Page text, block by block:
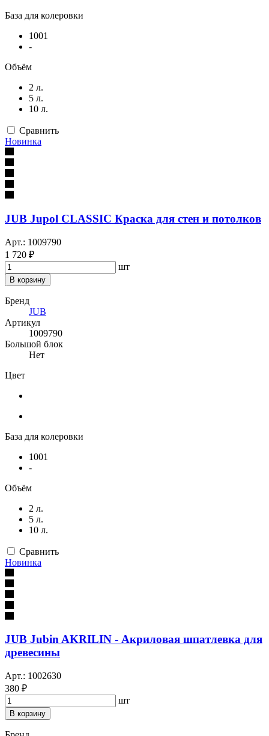
База для колеровки
1001
-
Объём
2 л.
5 л.
10 л.
Сравнить
Новинка
JUB Jupol CLASSIC Краска для стен и потолков
Арт.: 1009790
1 720 ₽
шт
В корзину
Бренд
JUB
Артикул
1009790
Большой блок
Нет
Цвет
База для колеровки
1001
-
Объём
2 л.
5 л.
10 л.
Сравнить
Новинка
JUB Jubin AKRILIN - Акриловая шпатлевка для
древесины
Арт.: 1002630
380 ₽
шт
В корзину